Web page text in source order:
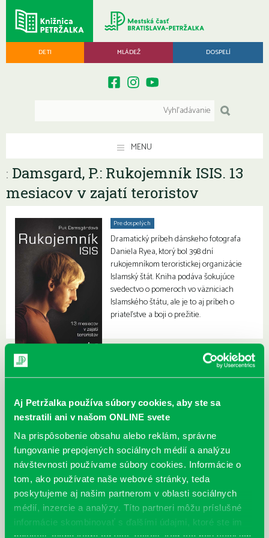
Aj Petržalka používa súbory cookies, aby ste sa
nestratili ani v našom ONLINE svete
Na prispôsobenie obsahu alebo reklám, správne
fungovanie prepojených sociálnych médií a analýzu
návštevnosti používame súbory cookies. Informácie o
tom, ako používate naše webové stránky, teda
poskytujeme aj našim partnerom v oblasti sociálnych
médií, inzercie a analýzy. Títo partneri môžu príslušné
informácie skombinovať s ďalšími údajmi, ktoré ste im
DETI MLÁDEŽ DOSPELÍ
MENU
: Damsgard, P.: Rukojemník ISIS. 13
mesiacov v zajatí teroristov
Pre dospelých
Dramatický príbeh dánskeho fotografa
Daniela Ryea, ktorý bol 398 dní
rukojemníkom teroristickej organizácie
Islamský štát. Kniha podáva šokujúce
svedectvo o pomeroch vo väzniciach
Islamského štátu, ale je to aj príbeh o
priateľstve a boji o prežitie.